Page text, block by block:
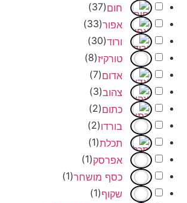
חום (
37
)
אפור
33
)
ורוד (
30
)
טורקיז
(
8
)
אדום
7
)
צהוב
3
)
כתום
2
)
בורדו
2
)
תכלת
1
)
אפרסק(
1
)
כסף מושחר (
1
)
שקוף
1
)